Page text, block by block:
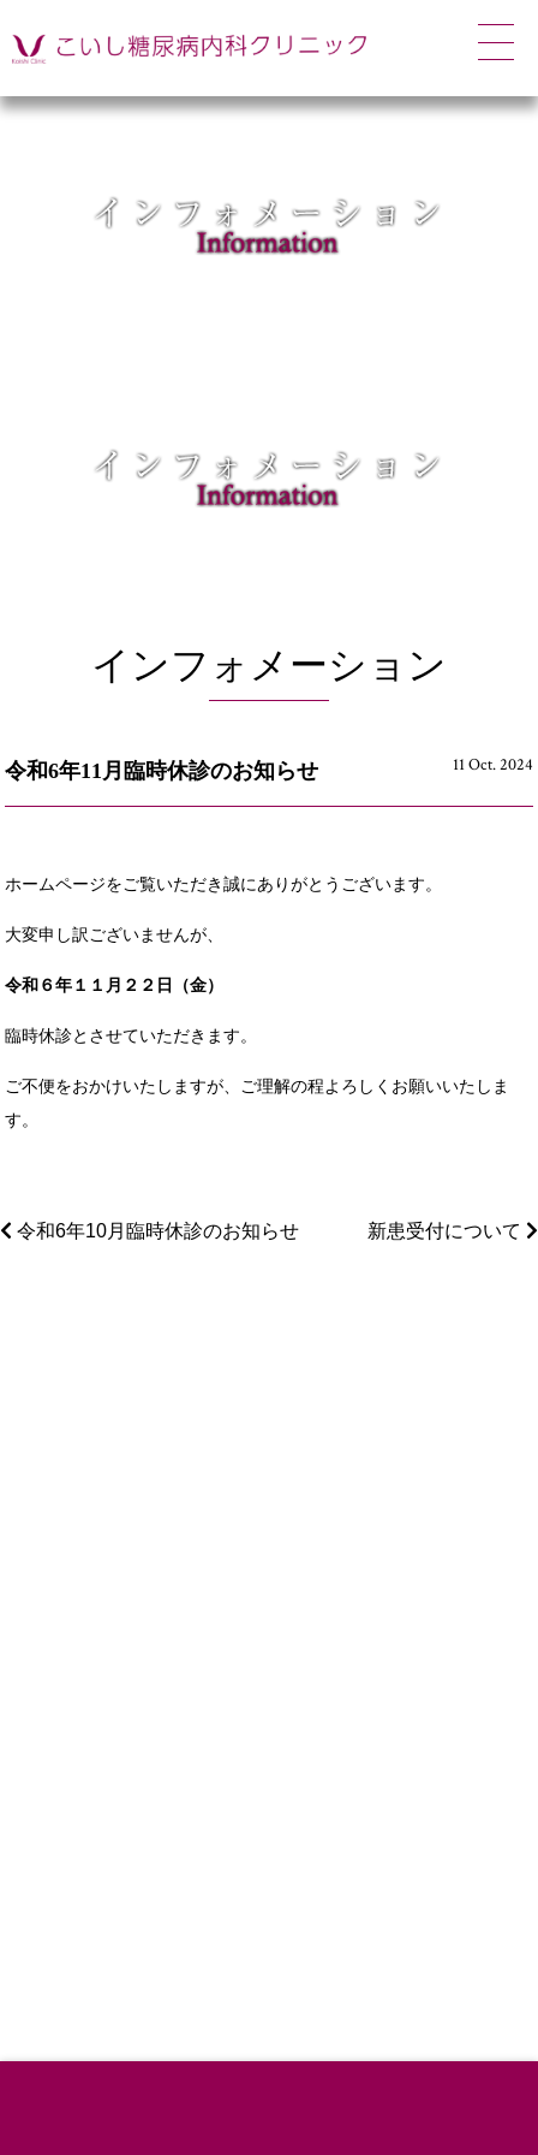
インフォメーション
令和6年11月臨時休診のお知らせ 11 Oct. 2024
ホームページをご覧いただき誠にありがとうございます。
大変申し訳ございませんが、
令和６年１１月２２日（金）
臨時休診とさせていただきます。
ご不便をおかけいたしますが、ご理解の程よろしくお願いいたしま
す。
令和6年10月臨時休診のお知らせ 新患受付について